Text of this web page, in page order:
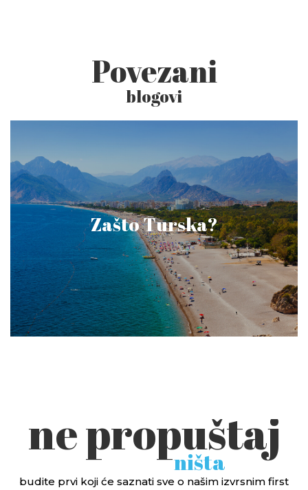
Povezani
blogovi
Zašto Turska?
ne propuštaj
ništa
budite prvi koji će saznati sve o našim izvrsnim first